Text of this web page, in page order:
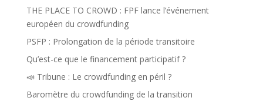
THE PLACE TO CROWD : FPF lance l’événement
européen du crowdfunding
PSFP : Prolongation de la période transitoire
Qu’est-ce que le financement participatif ?
📣 Tribune : Le crowdfunding en péril ?
Baromètre du crowdfunding de la transition